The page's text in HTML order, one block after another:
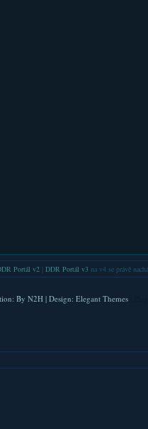
Portál v2| DDR Portál v3na v4 se právě
By N2H| Design: Elegant Themes